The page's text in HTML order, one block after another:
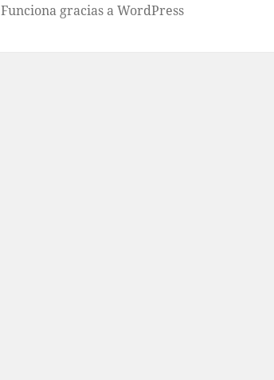
Funciona gracias a WordPress